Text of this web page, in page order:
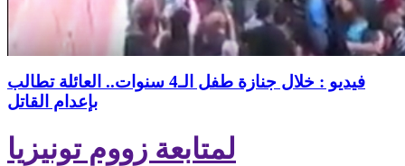
فيديو : خلال جنازة طفل الـ4 سنوات.. العائلة تطالب
بإعدام القاتل
لمتابعة زووم تونيزيا